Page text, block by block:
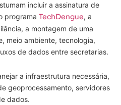
incluir a assinatura de
programa TechDengue, a
a montagem de uma
meio ambiente, tecnologia,
de dados entre secretarias.
a infraestrutura necessária,
geoprocessamento, servidores
dados.